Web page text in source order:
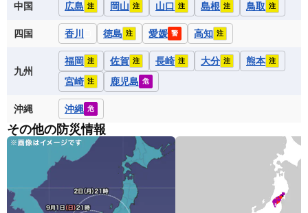
中国 広島 注 岡山 注 山口 注 島根 注 鳥取 注
四国 香川 徳島 注 愛媛 警 高知 注
九州
福岡 注 佐賀 注 長崎 注 大分 注 熊本 注
宮崎 注 鹿児島 危
沖縄 沖縄 危
その他の防災情報